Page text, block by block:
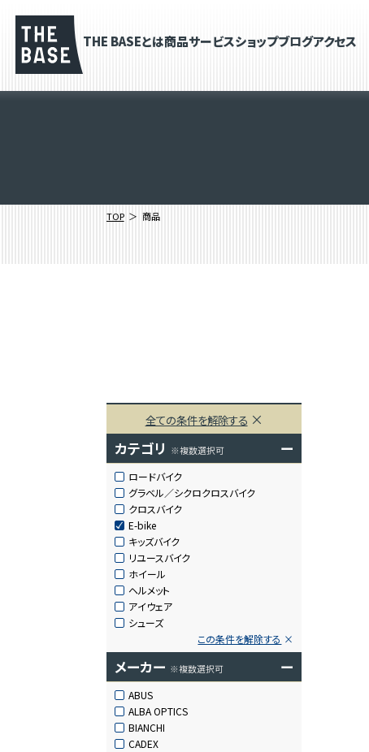
THE BASEとは商品サービスショップブログアクセス
TOP 商品
全ての条件を解除する
カテゴリ ※複数選択可 ー
ロードバイク
グラベル／シクロクロスバイク
クロスバイク
E-bike
キッズバイク
リユースバイク
ホイール
ヘルメット
アイウェア
シューズ
この条件を解除する
メーカー ※複数選択可 ー
ABUS
ALBA OPTICS
BIANCHI
CADEX